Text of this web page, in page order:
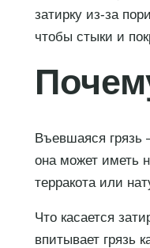
затирку из-за
чтобы стыки и
Въевшаяся грязь
она может иметь
терракота или
Что касается
впитывает грязь